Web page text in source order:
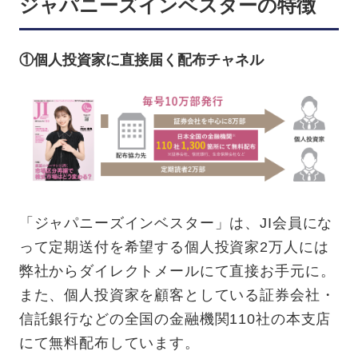
ジャパニーズインベスターの特徴
①個人投資家に直接届く配布チャネル
「ジャパニーズインベスター」は、JI会員にな
って定期送付を希望する個人投資家2万人には
弊社からダイレクトメールにて直接お手元に。
また、個人投資家を顧客としている証券会社・
信託銀行などの全国の金融機関110社の本支店
にて無料配布しています。